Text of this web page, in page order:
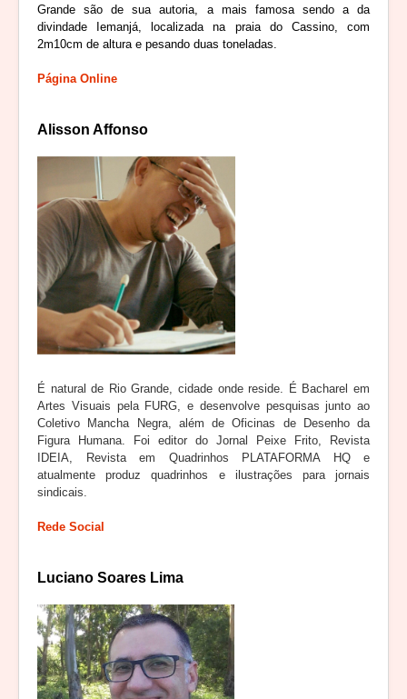
Grande são de sua autoria, a mais famosa sendo a da
divindade Iemanjá, localizada na praia do Cassino, com
2m10cm de altura e pesando duas toneladas.
Página Online
Alisson Affonso
É natural de Rio Grande, cidade onde reside. É Bacharel em
Artes Visuais pela FURG, e desenvolve pesquisas junto ao
Coletivo Mancha Negra, além de Oficinas de Desenho da
Figura Humana. Foi editor do Jornal Peixe Frito, Revista
IDEIA, Revista em Quadrinhos PLATAFORMA HQ e
atualmente produz quadrinhos e ilustrações para jornais
sindicais.
Rede Social
Luciano Soares Lima